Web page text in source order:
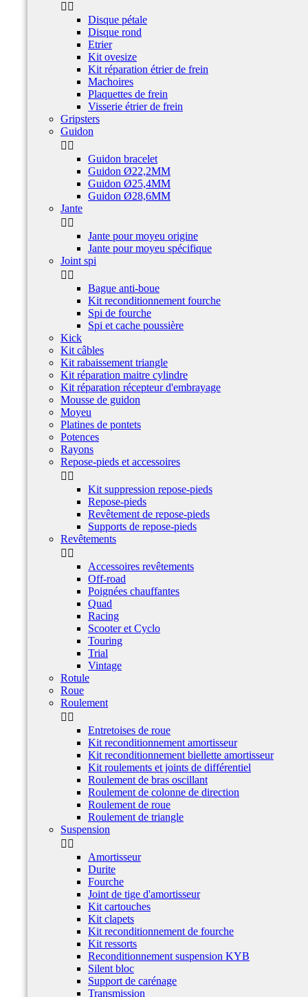
 
Disque pétale
Disque rond
Etrier
Kit ovesize
Kit réparation étrier de frein
Machoires
Plaquettes de frein
Visserie étrier de frein
Gripsters
Guidon
 
Guidon bracelet
Guidon Ø22,2MM
Guidon Ø25,4MM
Guidon Ø28,6MM
Jante
 
Jante pour moyeu origine
Jante pour moyeu spécifique
Joint spi
 
Bague anti-boue
Kit reconditionnement fourche
Spi de fourche
Spi et cache poussière
Kick
Kit câbles
Kit rabaissement triangle
Kit réparation maitre cylindre
Kit réparation récepteur d'embrayage
Mousse de guidon
Moyeu
Platines de pontets
Potences
Rayons
Repose-pieds et accessoires
 
Kit suppression repose-pieds
Repose-pieds
Revêtement de repose-pieds
Supports de repose-pieds
Revêtements
 
Accessoires revêtements
Off-road
Poignées chauffantes
Quad
Racing
Scooter et Cyclo
Touring
Trial
Vintage
Rotule
Roue
Roulement
 
Entretoises de roue
Kit reconditionnement amortisseur
Kit reconditionnement biellette amortisseur
Kit roulements et joints de différentiel
Roulement de bras oscillant
Roulement de colonne de direction
Roulement de roue
Roulement de triangle
Suspension
 
Amortisseur
Durite
Fourche
Joint de tige d'amortisseur
Kit cartouches
Kit clapets
Kit reconditionnement de fourche
Kit ressorts
Reconditionnement suspension KYB
Silent bloc
Support de carénage
Transmission